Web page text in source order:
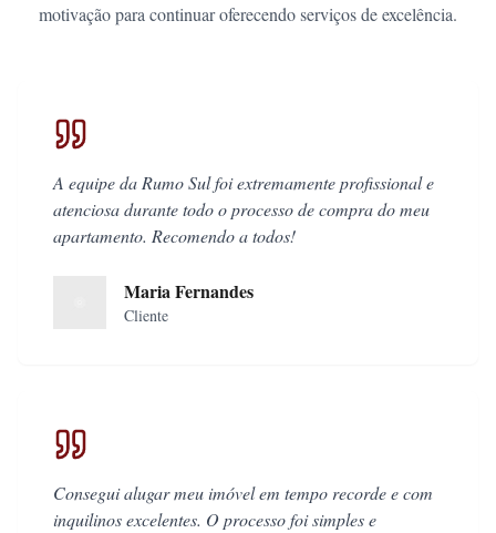
motivação para continuar oferecendo serviços de excelência.
A equipe da Rumo Sul foi extremamente profissional e
atenciosa durante todo o processo de compra do meu
apartamento. Recomendo a todos!
Maria Fernandes
Cliente
Consegui alugar meu imóvel em tempo recorde e com
inquilinos excelentes. O processo foi simples e